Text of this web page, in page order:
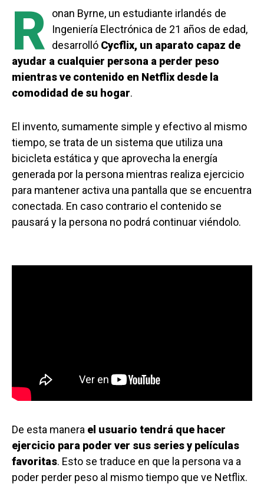
R
onan Byrne, un estudiante irlandés de
Ingeniería Electrónica de 21 años de edad,
desarrolló Cycflix, un aparato capaz de
ayudar a cualquier persona a perder peso
mientras ve contenido en Netflix desde la
comodidad de su hogar.
El invento, sumamente simple y efectivo al mismo
tiempo, se trata de un sistema que utiliza una
bicicleta estática y que aprovecha la energía
generada por la persona mientras realiza ejercicio
para mantener activa una pantalla que se encuentra
conectada. En caso contrario el contenido se
pausará y la persona no podrá continuar viéndolo.
De esta manera el usuario tendrá que hacer
ejercicio para poder ver sus series y películas
favoritas. Esto se traduce en que la persona va a
poder perder peso al mismo tiempo que ve Netflix.